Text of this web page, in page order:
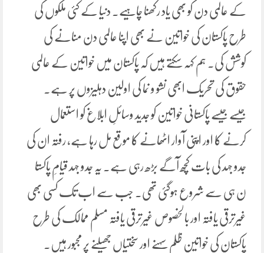
کے عالمی دن کو بھی یاد رکھنا چاہیے۔ دنیا کے کئی ملکوں کی
طرح پاکستان کی خواتین نے بھی اپنا عالمی دن منانے کی
کوشش کی۔ ہم کہہ سکتے ہیں کہ پاکستان میں خواتین کے عالمی
حقوق کی تحریک ابھی نشو و نما کی اولین دہلیزوں پر ہے۔
جیسے جیسے پاکستانی خواتین کو جدید وسائلِ ابلاغ کو استعمال
کرنے کا اور اپنی آوار اٹھانے کا موقع مل رہا ہے، رفتہ ان کی
جدو جہد کی بات کچھ آگے بڑھ رہی ہے۔ یہ جدو جہد قیامِ پاکستا
ن ہی سے شروع ہوگئی تھی۔ جب سے اب تک کسی بھی
غیرترقی یافتہ اور بالخصوص غیرترقی یافتہ مسلم ممالک کی طرح
پاکستان کی خواتین ظلم سہنے اور سختیاں جھیلنے پر مجبور ہیں۔